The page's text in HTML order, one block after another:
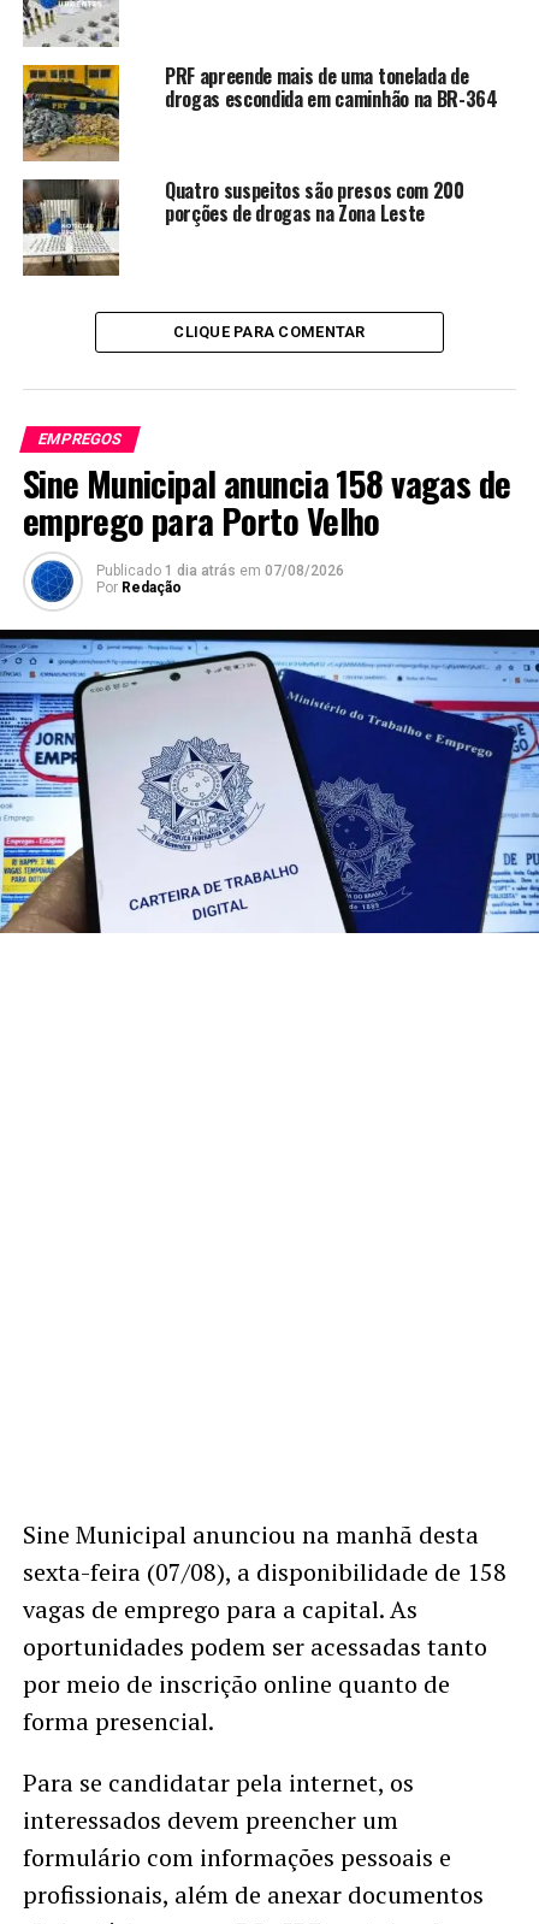
PRF apreende mais de uma tonelada de
drogas escondida em caminhão na BR-364
Quatro suspeitos são presos com 200
porções de drogas na Zona Leste
CLIQUE PARA COMENTAR
EMPREGOS
Sine Municipal anuncia 158 vagas de
emprego para Porto Velho
Publicado 1 dia atrás em 07/08/2026
Por Redação
Sine Municipal anunciou na manhã desta
sexta-feira (07/08), a disponibilidade de 158
vagas de emprego para a capital. As
oportunidades podem ser acessadas tanto
por meio de inscrição online quanto de
forma presencial.
Para se candidatar pela internet, os
interessados devem preencher um
formulário com informações pessoais e
profissionais, além de anexar documentos